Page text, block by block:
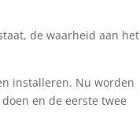
de waarheid aan het
installeren. Nu worden
en de eerste twee